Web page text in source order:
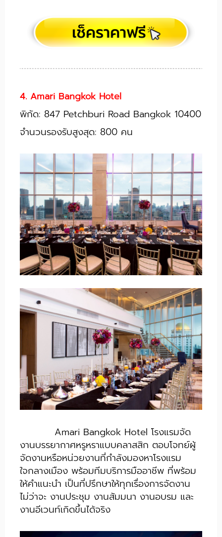
4. Amari Bangkok Hotel
พิกัด: 847 Petchburi Road Bangkok 10400
จำนวนรองรับสูงสุด: 800 คน
Amari Bangkok Hotel โรงแรมจัด
งานบรรยากาศหรูหราแบบคลาสสิก ตอบโจทย์ผู้
จัดงานหรือหน่วยงานที่กำลังมองหาโรงแรม
ใจกลางเมือง พร้อมทีมบริการมืออาชีพ ที่พร้อม
ให้คำแนะนำ เป็นที่ปรึกษาให้ทุกเรื่องการจัดงาน
ไม่ว่าจะ งานประชุม งานสัมมนา งานอบรม และ
งานอีเวนท์เกิดขึ้นได้จริง